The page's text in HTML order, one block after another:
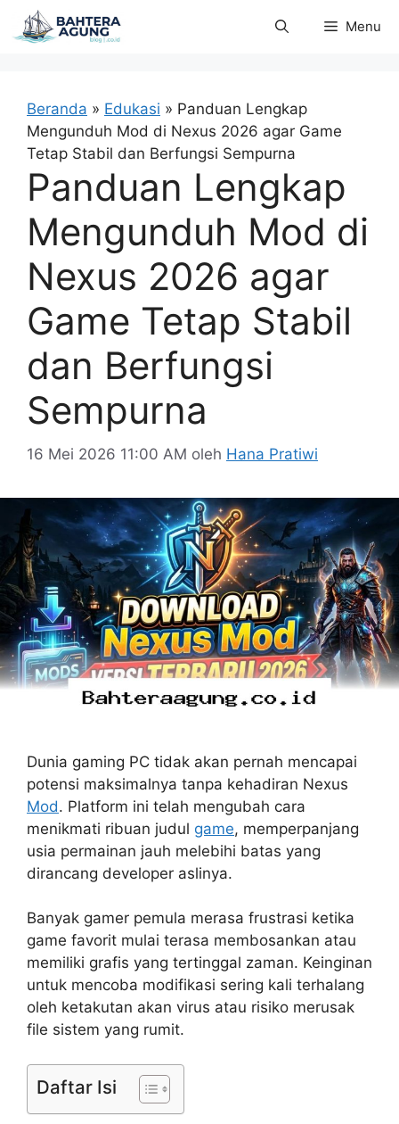
Langsung
ke
Menu
Beranda » Edukasi » Panduan Lengkap
Mengunduh Mod di Nexus 2026 agar Game
Tetap Stabil dan Berfungsi Sempurna
Panduan Lengkap
Mengunduh Mod di
Nexus 2026 agar
Game Tetap Stabil
dan Berfungsi
Sempurna
16 Mei 2026 11:00 AM oleh Hana Pratiwi
Dunia gaming PC tidak akan pernah mencapai
potensi maksimalnya tanpa kehadiran Nexus
Mod. Platform ini telah mengubah cara
menikmati ribuan judul game, memperpanjang
usia permainan jauh melebihi batas yang
dirancang developer aslinya.
Banyak gamer pemula merasa frustrasi ketika
game favorit mulai terasa membosankan atau
memiliki grafis yang tertinggal zaman. Keinginan
untuk mencoba modifikasi sering kali terhalang
oleh ketakutan akan virus atau risiko merusak
file sistem yang rumit.
Daftar Isi